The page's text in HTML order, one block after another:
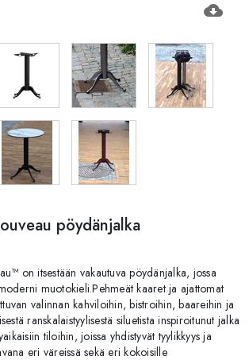
cloud_download
pöydänjalka
on itsestään vakautuva pöydänjalka, jossa
muotokieli.Pehmeät kaaret ja ajattomat
valinnan kahviloihin, bistroihin, baareihin ja
ranskalaistyylisestä siluetista inspiroitunut jalka
tiloihin, joissa yhdistyvät tyylikkyys ja
eri väreissä sekä eri kokoisille